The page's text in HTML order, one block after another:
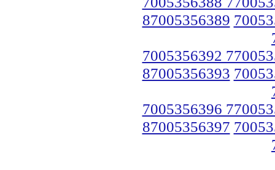
87005356389
7005356392
87005356393
7005356396
87005356397